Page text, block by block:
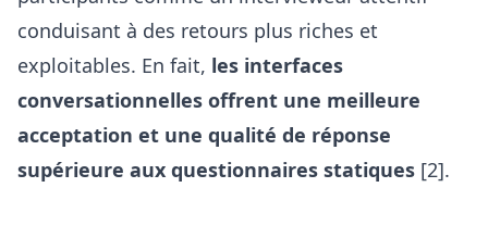
conduisant à des retours plus riches et
exploitables. En fait, les interfaces
conversationnelles offrent une meilleure
acceptation et une qualité de réponse
supérieure aux questionnaires statiques [2].